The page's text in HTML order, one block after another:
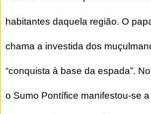
habitantes daquela região. O
chama a investida dos
“conquista à base da espada”.
o Sumo Pontífice manifestou-se